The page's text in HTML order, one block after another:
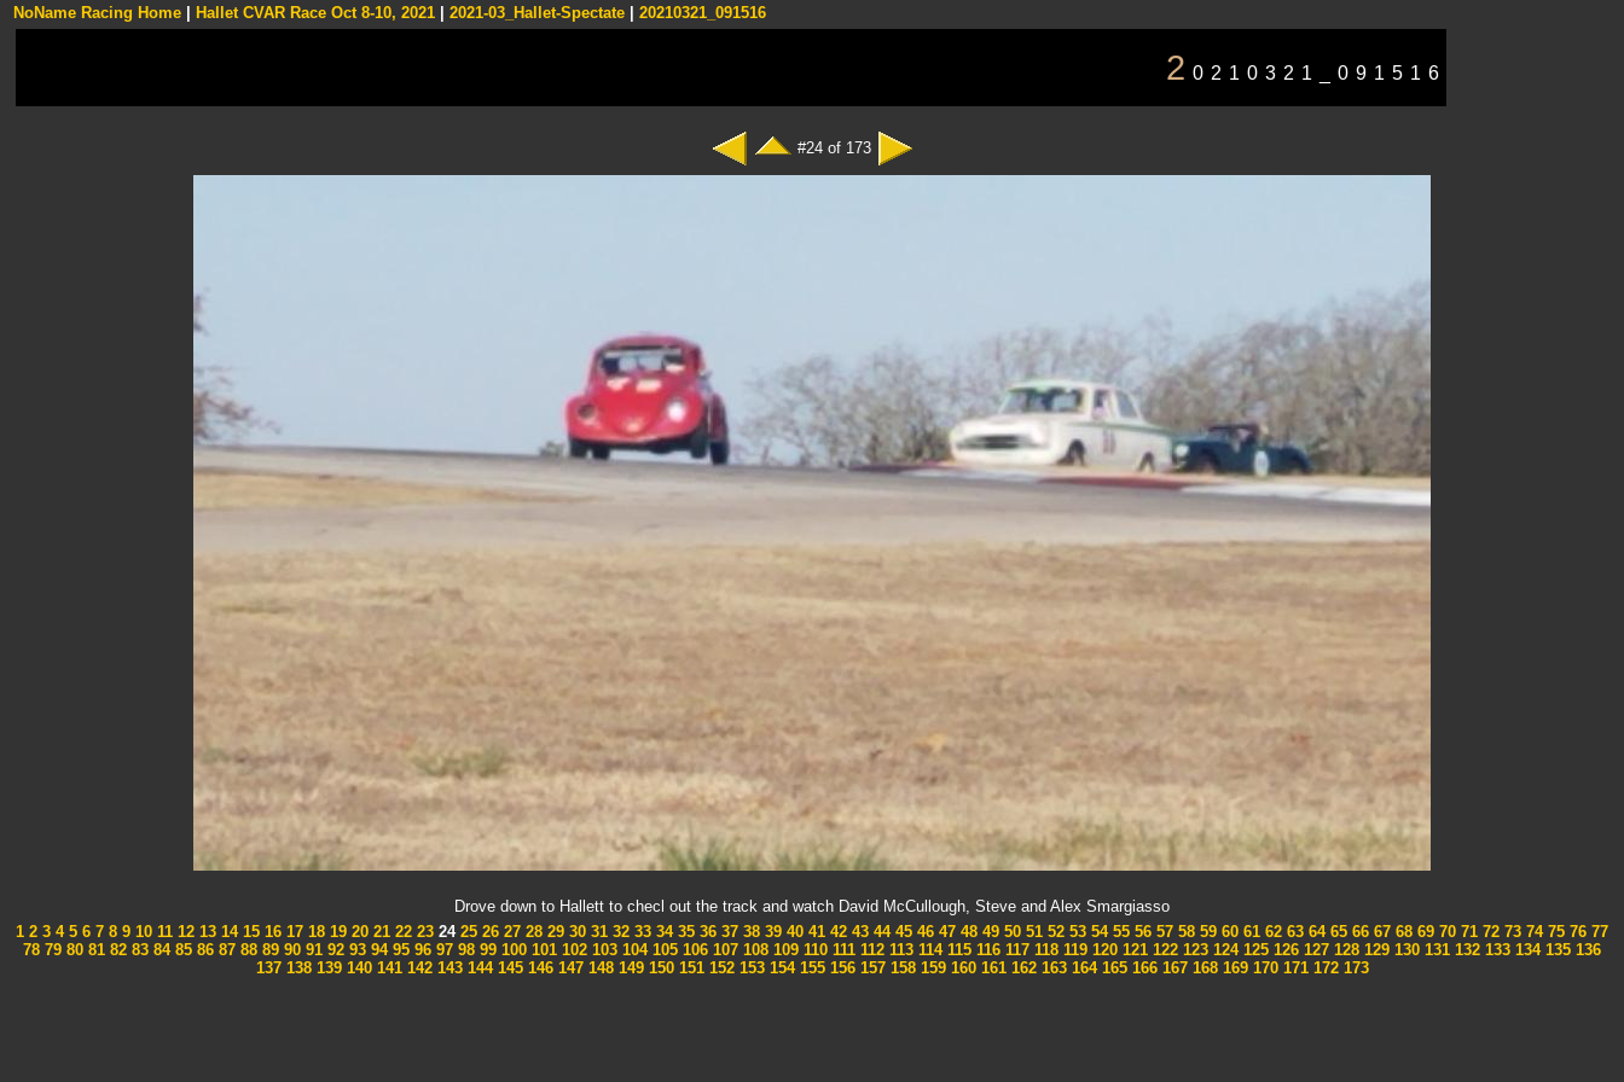
NoName Racing Home Hallet CVAR Race Oct 8-10, 2021 2021-03_Hallet-Spectate 20210321_091516
2 0210321_091516
#24 of 173
Drove down to Hallett to checl out the track and watch David McCullough, Steve and Alex Smargiasso
1 2 3 45 6 7 8 9 10 11 12 13 1415 16 17 18 19 20 21 22 23 2425 26 27 28 29 30 31 32 33 3435 36 37 38 39 40 41 42 43 4445 46 47 48 49 50 51 52 53 5455 56 57 58 59 60 61 62 63 6465 66 67 68 69 70 71 72 73 7475 76 77
78 79 80 81 82 83 8485 86 87 88 89 90 91 92 93 9495 96 97 98 99 100 101 102 103 104105 106 107 108 109 110 111 112 113 114115 116 117 118 119 120 121 122 123 124125 126 127 128 129 130 131 132 133 134135 136
137138139140141142143144145146147148149150151152153154155156157158159160161162163164165166167168169170171172173